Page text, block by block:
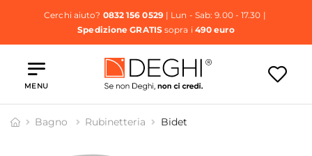
Cerchi aiuto? 0832 156 0529| Lun - Sab: 9.00 - 17.30 |
Spedizione GRATISsopra i 490 euro
MENU
Bagno Rubinetteria Bidet